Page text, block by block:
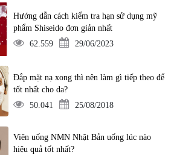
Hướng dẫn cách kiểm tra hạn sử dụng mỹ
phẩm Shiseido đơn giản nhất
62.559
29/06/2023
Đắp mặt nạ xong thì nên làm gì tiếp theo để
tốt nhất cho da?
50.041
25/08/2018
Viên uống NMN Nhật Bản uống lúc nào
hiệu quả tốt nhất?